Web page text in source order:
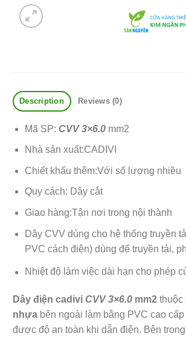
Description Reviews (0)
Mã SP:CVV 3×6.0 mm2
Nhà sản xuất:CADIVI
Chiết khấu thêm:Với số lượng nhiều
Quy cách: Dây cắt
Giao hàng:Tận nơi trong nội thành
Dây CVV dùng cho hệ thống truyền
PVC cách điện) dùng để truyền tải,
Nhiệt độ làm việc dài hạn cho phép
Dây điện cadivi CVV 3×6.0mm2thuộc
nhựabên ngoài làm bằng PVC cao
được độ an toàn khi dẫn điện. Bên